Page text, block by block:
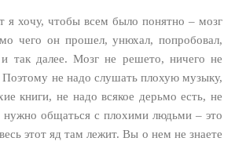
я хочу, чтобы всем было понятно – мозг
чего он прошел, унюхал, попробовал,
так далее. Мозг не решето, ничего не
Поэтому не надо слушать плохую музыку,
книги, не надо всякое дерьмо есть, не
нужно общаться с плохими людьми – это
этот яд там лежит. Вы о нем не знаете